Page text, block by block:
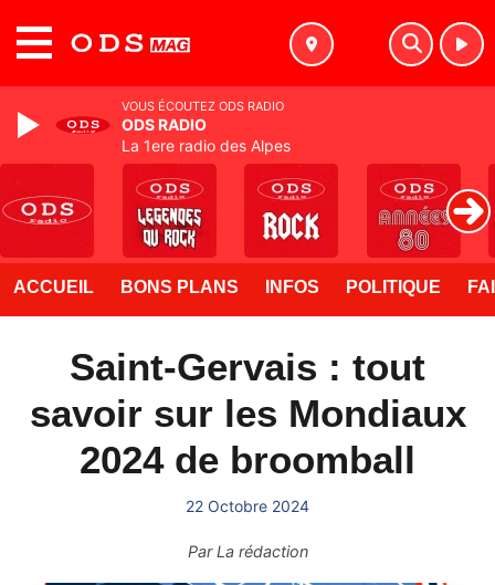
ACCUEIL BONS PLANS INFOS POLITIQUE
Saint-Gervais : tout
savoir sur les Mondiaux
2024 de broomball
22 Octobre 2024
ParLa rédaction
VOUS ÉCOUTEZ ODS RADIO
ODS RADIO
La 1ere radio des Alpes